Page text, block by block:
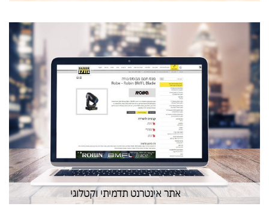
אתר אינטרנט תדמיתי וקטלוגי